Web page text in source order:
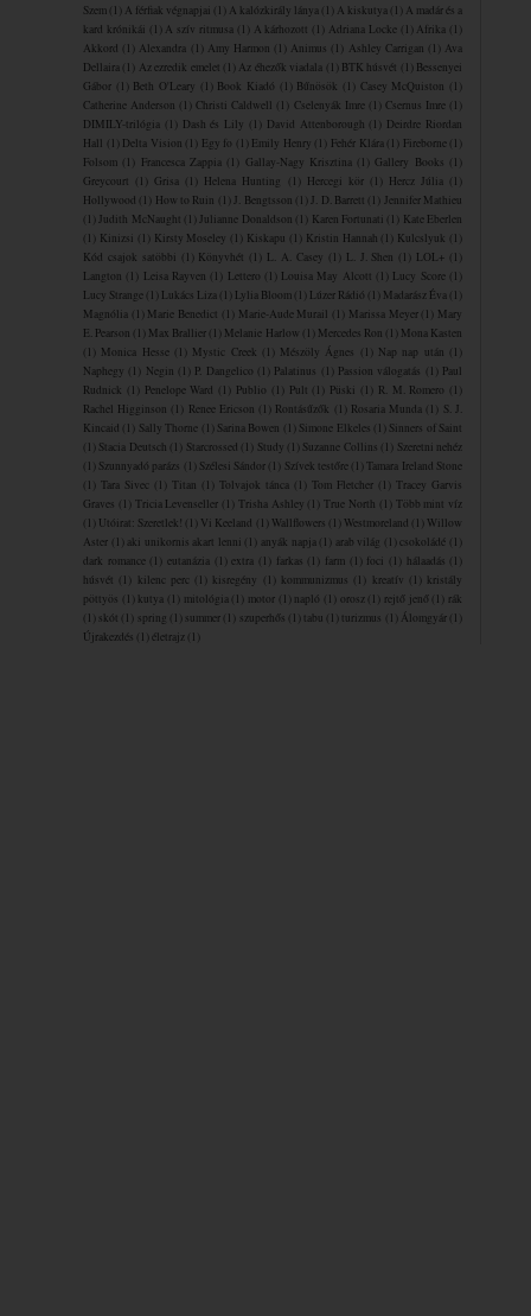
Szem (1) A férfiak végnapjai (1) A kalózkirály lánya (1) A kiskutya (1) A madár és a
kard krónikái
(1) A szív ritmusa (1) A ​kárhozott (1) Adriana Locke (1) Afrika
(1)
Akkord
(1) Alexandra (1) Amy Harmon (1) Animus (1) Ashley Carrigan (1) Ava
Dellaira (1) Az ezredik emelet (1) Az éhezők viadala (1) BTK húsvét (1) Bessenyei
Gábor
(1) Beth O'Leary (1) Book Kiadó (1) Bűnösök (1) Casey McQuiston
(1)
Catherine Anderson
(1) Christi Caldwell (1) Cselenyák Imre (1) Csernus Imre
(1)
DIMILY-trilógia
(1) Dash és Lily (1) David Attenborough (1) Deirdre Riordan
Hall
(1) Delta Vision (1) Egy fo (1) Emily Henry (1) Fehér Klára (1) Fireborne (1)
Folsom
(1) Francesca Zappia (1) Gallay-Nagy Krisztina (1) Gallery Books
(1)
Greycourt
(1) Grisa (1) Helena Hunting (1) Hercegi kör (1) Hercz Júlia
(1)
Hollywood
(1) How to Ruin (1)J. Bengtsson (1)J. D. Barrett (1) Jennifer Mathieu
(1)Judith McNaught (1)Julianne Donaldson (1) Karen Fortunati (1) Kate Eberlen
(1) Kinizsi (1) Kirsty Moseley (1) Kiskapu (1) Kristin Hannah (1) Kulcslyuk
(1)
Kód csajok satöbbi
(1) Könyvhét (1) L. A. Casey (1) L. J. Shen (1) LOL+
(1)
Langton
(1) Leisa Rayven (1) Lettero (1) Louisa May Alcott (1) Lucy Score
(1)
Lucy Strange (1) Lukács Liza (1) Lylia Bloom (1) Lúzer Rádió (1) Madarász Éva (1)
Magnólia
(1) Marie Benedict (1) Marie-Aude Murail (1) Marissa Meyer (1) Mary
E. Pearson
(1) Max Brallier (1) Melanie Harlow (1) Mercedes Ron (1) Mona Kasten
(1) Monica Hesse (1) Mystic Creek (1) Mészöly Ágnes (1) Nap nap után
(1)
Naphegy
(1) Negin (1) P. Dangelico (1) Palatinus (1) Passion válogatás (1) Paul
Rudnick
(1) Penelope Ward (1) Publio (1) Pult (1) Püski (1) R. M. Romero
(1)
Rachel Higginson
(1) Renee Ericson (1) Rontásűzők (1) Rosaria Munda (1) S. J.
Kincaid
(1) Sally Thorne (1) Sarina Bowen (1) Simone Elkeles (1) Sinners of Saint
(1) Stacia Deutsch (1) Starcrossed (1) Study (1) Suzanne Collins (1) Szeretni nehéz
(1) Szunnyadó parázs (1) Szélesi Sándor (1) Szívek testőre (1)Tamara Ireland Stone
(1) Tara Sivec (1) Titan (1) Tolvajok ​tánca (1) Tom Fletcher (1) Tracey Garvis
Graves
(1) Tricia Levenseller (1) Trisha Ashley (1) True North (1) Több mint víz
(1) Utóirat: Szeretlek! (1) Vi Keeland (1) Wallflowers (1) Westmoreland (1) Willow
Aster
(1) aki unikornis akart lenni (1) anyák napja (1) arab világ (1)csokoládé
(1)
dark romance
(1) eutanázia (1) extra (1) farkas (1) farm (1) foci (1) hálaadás
(1)
húsvét
(1) kilenc perc (1) kisregény (1) kommunizmus (1) kreatív (1) kristály
pöttyös
(1) kutya (1) mitológia (1) motor (1) napló (1) orosz (1) rejtő jenő (1) rák
(1) skót (1) spring (1) summer (1) szuperhős (1) tabu (1) turizmus (1) Álomgyár (1)
Újrakezdés
(1)életrajz (1)